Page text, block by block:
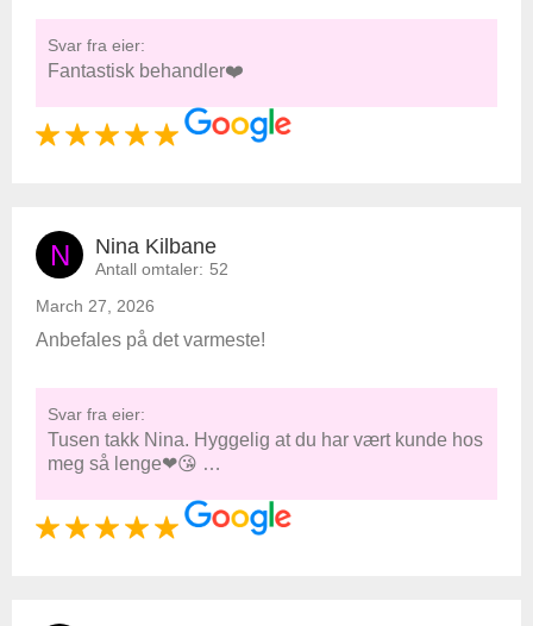
Svar fra eier:
Fantastisk behandler❤️
N Nina Kilbane
Antall omtaler: 52
March 27, 2026
Anbefales på det varmeste!
Svar fra eier:
Tusen takk Nina. Hyggelig at du har vært kunde hos
meg så lenge❤😘 …